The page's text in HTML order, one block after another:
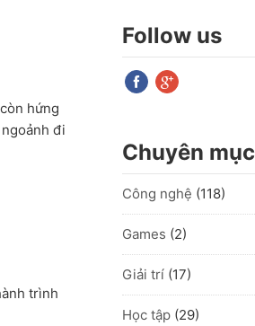
hứng
đi
trình
Follow us
Chuyên mục
Công nghệ (118)
Games (2)
Giải trí (17)
Học tập (29)